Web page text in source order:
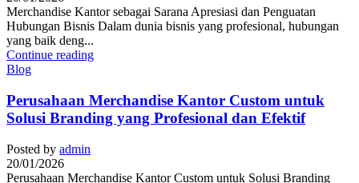
Merchandise Kantor sebagai Sarana Apresiasi dan Penguatan
Hubungan Bisnis Dalam dunia bisnis yang profesional, hubungan
yang baik deng...
Continue reading
Blog
Perusahaan Merchandise Kantor Custom untuk
Solusi Branding yang Profesional dan Efektif
Posted by admin
20/01/2026
Perusahaan Merchandise Kantor Custom untuk Solusi Branding